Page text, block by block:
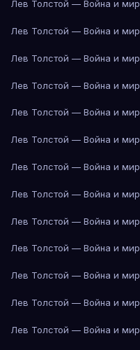
Лев Толстой — Война и мир
Лев Толстой — Война и мир
Лев Толстой — Война и мир
Лев Толстой — Война и мир
Лев Толстой — Война и мир
Лев Толстой — Война и мир
Лев Толстой — Война и мир
Лев Толстой — Война и мир
Лев Толстой — Война и мир
Лев Толстой — Война и мир
Лев Толстой — Война и мир
Лев Толстой — Война и мир
Лев Толстой — Война и мир